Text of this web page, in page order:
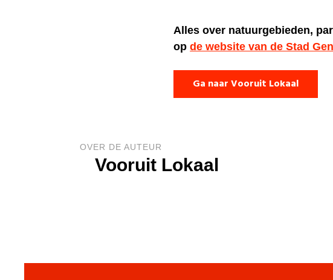
Alles over natuurgebieden,
opde website van de Stad
Ga naar Vooruit Lokaal
OVER DE AUTEUR
Vooruit Lokaal